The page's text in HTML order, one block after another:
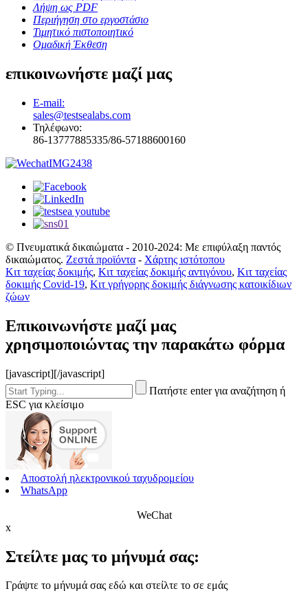
Λήψη ως PDF
Περιήγηση στο εργοστάσιο
Τιμητικό πιστοποιητικό
Ομαδική Έκθεση
επικοινωνήστε μαζί μας
E-mail:
sales@testsealabs.com
Τηλέφωνο:
86-13777885335/86-57188600160
© Πνευματικά δικαιώματα - 2010-2024: Με επιφύλαξη παντός
δικαιώματος. Ζεστά προϊόντα - Χάρτης ιστότοπου
Κιτ ταχείας δοκιμής, Κιτ ταχείας δοκιμής αντιγόνου, Κιτ ταχείας
δοκιμής Covid-19, Κιτ γρήγορης δοκιμής διάγνωσης κατοικίδιων
ζώων
Επικοινωνήστε μαζί μας
χρησιμοποιώντας την παρακάτω φόρμα
[javascript][/javascript]
Πατήστε enter για αναζήτηση ή
ESC για κλείσιμο
Αποστολή ηλεκτρονικού ταχυδρομείου
WhatsApp
WeChat
x
Στείλτε μας το μήνυμά σας:
Γράψτε το μήνυμά σας εδώ και στείλτε το σε εμάς